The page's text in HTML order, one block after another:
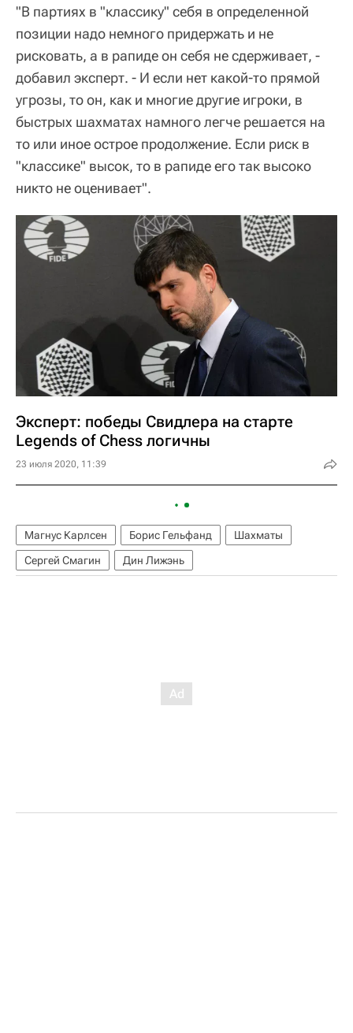
"В партиях в "классику" себя в определенной
позиции надо немного придержать и не
рисковать, а в рапиде он себя не сдерживает, -
добавил эксперт. - И если нет какой-то прямой
угрозы, то он, как и многие другие игроки, в
быстрых шахматах намного легче решается на
то или иное острое продолжение. Если риск в
"классике" высок, то в рапиде его так высоко
никто не оценивает".
Эксперт: победы Свидлера на старте
Legends of Chess логичны
23 июля 2020, 11:39
Магнус Карлсен Борис Гельфанд
Шахматы
Сергей Смагин
Дин Лижэнь